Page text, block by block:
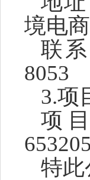
境电
联
8053
3.项
项
特此